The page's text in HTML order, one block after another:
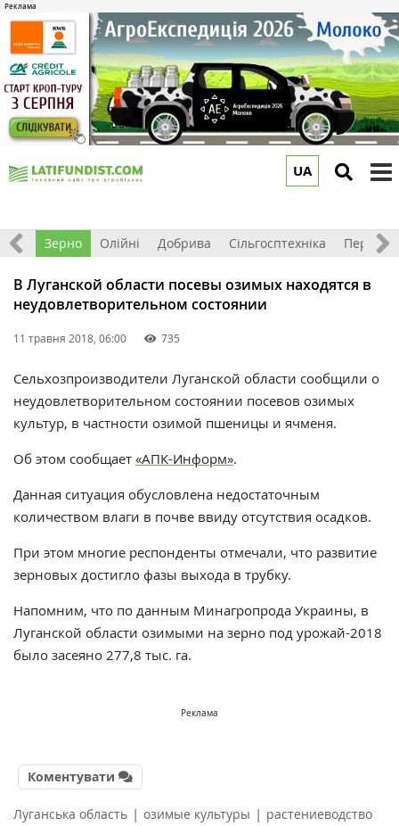
UA
Світ Зерно Олійні Добрива Сільгосптехніка
В Луганской области посевы озимых находятся в
неудовлетворительном состоянии
11 травня 2018, 06:00 735
Сельхозпроизводители Луганской области сообщили о
неудовлетворительном состоянии посевов озимых
культур, в частности озимой пшеницы и ячменя.
Об этом сообщает «АПК-Информ».
Данная ситуация обусловлена недостаточным
количеством влаги в почве ввиду отсутствия осадков.
При этом многие респонденты отмечали, что развитие
зерновых достигло фазы выхода в трубку.
Напомним, что по данным Минагропрода Украины, в
Луганской области озимыми на зерно под урожай-2018
было засеяно 277,8 тыс. га.
Реклама
Коментувати
Луганська область | озимые культуры | растениеводство